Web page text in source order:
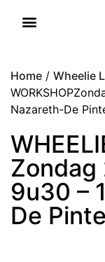
Home / Wheelie
Nazareth-De
9u30 –
De Pinte